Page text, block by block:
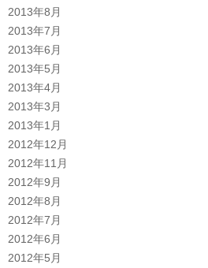
2013年8月
2013年7月
2013年6月
2013年5月
2013年4月
2013年3月
2013年1月
2012年12月
2012年11月
2012年9月
2012年8月
2012年7月
2012年6月
2012年5月